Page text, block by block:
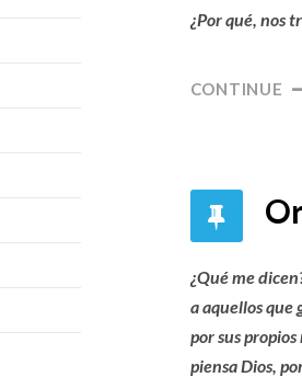
¿Por qué, nos
CONTINUE
¿Qué me
a aquellos que
por sus
piensa Dios,